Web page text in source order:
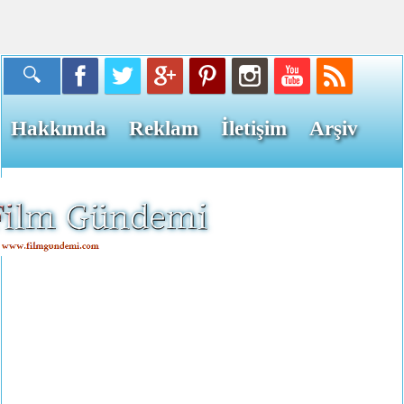
Hakkımda Reklam İletişim Arşiv